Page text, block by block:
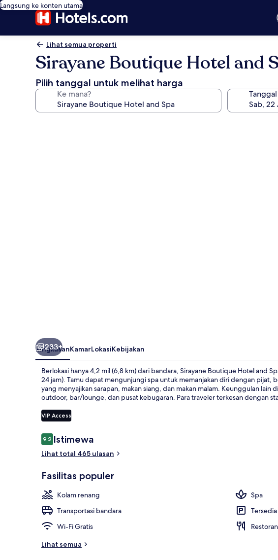
Langsung ke konten utama
Lihat semua properti
Sirayane Boutique Hotel and
Pilih tanggal untuk melihat harga
Ke mana? Tanggal
233+
RingkasanKamarLokasiKebijakan
Berlokasi hanya 4,2 mil (6,8 km) dari bandara, Sirayane Boutique Hotel and
24 jam). Tamu dapat mengunjungi spa untuk memanjakan diri dengan pijat,
yang menyajikan sarapan, makan siang, dan makan malam. Keunggulan lain
outdoor, bar/lounge, dan pusat kebugaran. Para traveler terkesan dengan
VIP Access
Ulasan
9,29,2 dari 10
Istimewa
Lihat total 465 ulasan
Fasilitas populer
Kolam renang
Spa
Transportasi bandara
Wi-Fi Gratis
Restoran
Lihat semua